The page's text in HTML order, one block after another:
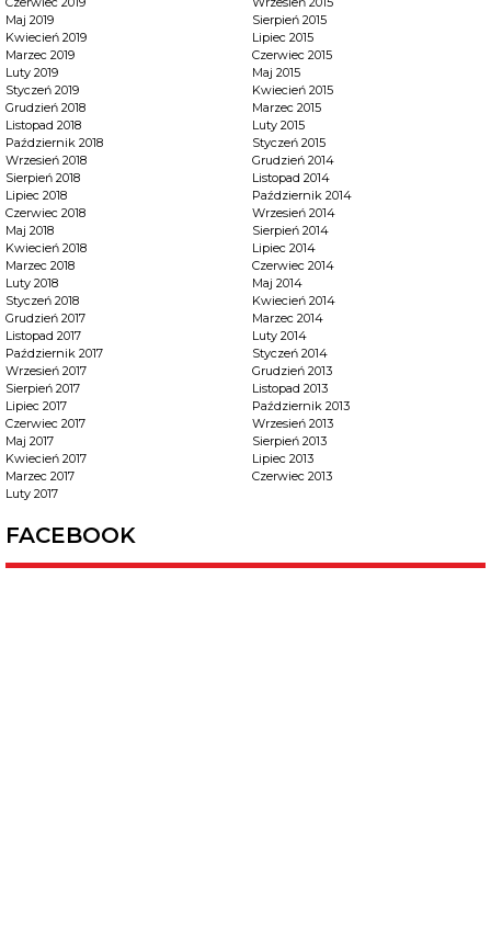
Maj 2019
Kwiecień 2019
Marzec 2019
Luty 2019
Styczeń 2019
Grudzień 2018
Listopad 2018
Październik 2018
Wrzesień 2018
Sierpień 2018
Lipiec 2018
Czerwiec 2018
Maj 2018
Kwiecień 2018
Marzec 2018
Luty 2018
Styczeń 2018
Grudzień 2017
Listopad 2017
Październik 2017
Wrzesień 2017
Sierpień 2017
Lipiec 2017
Czerwiec 2017
Maj 2017
Kwiecień 2017
Marzec 2017
Luty 2017
Sierpień 2015
Lipiec 2015
Czerwiec 2015
Maj 2015
Kwiecień 2015
Marzec 2015
Luty 2015
Styczeń 2015
Grudzień 2014
Listopad 2014
Październik 2014
Wrzesień 2014
Sierpień 2014
Lipiec 2014
Czerwiec 2014
Maj 2014
Kwiecień 2014
Marzec 2014
Luty 2014
Styczeń 2014
Grudzień 2013
Listopad 2013
Październik 2013
Wrzesień 2013
Sierpień 2013
Lipiec 2013
Czerwiec 2013
FACEBOOK